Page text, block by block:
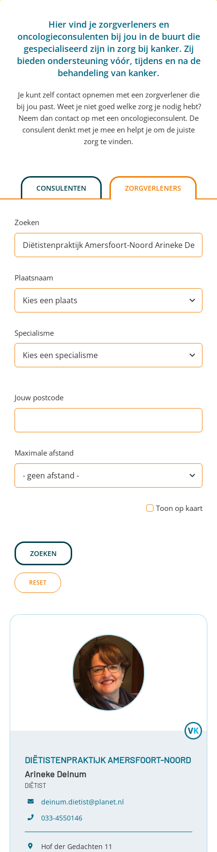
Hier vind je zorgverleners en
oncologieconsulenten bij jou in de buurt die
gespecialiseerd zijn in zorg bij kanker. Zij
bieden ondersteuning vóór, tijdens en na de
behandeling van kanker.
Je kunt zelf contact opnemen met een zorgverlener die
bij jou past. Weet je niet goed welke zorg je nodig hebt?
Neem dan contact op met een oncologieconsulent. De
consulent denkt met je mee en helpt je om de juiste
zorg te vinden.
CONSULENTEN ZORGVERLENERS
Zoeken
Plaatsnaam
Specialisme
Jouw postcode
Maximale afstand
Toon op kaart
ZOEKEN
RESET
DIËTISTENPRAKTIJK AMERSFOORT-NOORD
Arineke Deinum
DIËTIST
deinum.dietist@planet.nl
033-4550146
Hof der Gedachten 11